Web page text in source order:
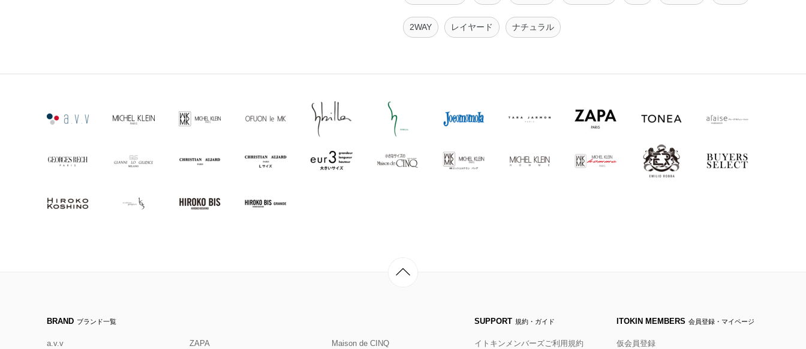
2WAY レイヤード ナチュラル
BRAND ブランド一覧
a.v.v
ZAPA
Maison de CINQ
SUPPORT 規約・ガイド
イトキンメンバーズご利用規約
ITOKIN MEMBERS 会員登録・マイページ
仮会員登録